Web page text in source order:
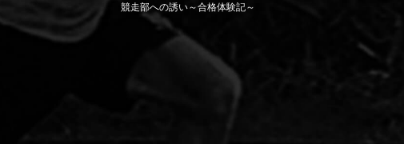
競走部への誘い～合格体験記～